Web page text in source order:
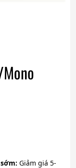
Giảm giá 5-